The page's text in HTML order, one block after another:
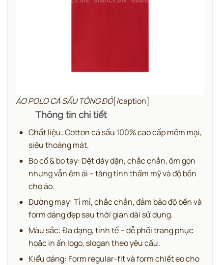
ÁO POLO CÁ SẤU TÔNG ĐỎ[/caption]
Thông tin chi tiết
Chất liệu: Cotton cá sấu 100% cao cấp mềm mại,
siêu thoáng mát.
Bo cổ & bo tay: Dệt dày dặn, chắc chắn, ôm gọn
nhưng vẫn êm ái – tăng tính thẩm mỹ và độ bền
cho áo.
Đường may: Tỉ mỉ, chắc chắn, đảm bảo độ bền và
form dáng đẹp sau thời gian dài sử dụng.
Màu sắc: Đa dạng, tinh tế – dễ phối trang phục
hoặc in ấn logo, slogan theo yêu cầu.
Kiểu dáng: Form regular-fit và form chiết eo cho